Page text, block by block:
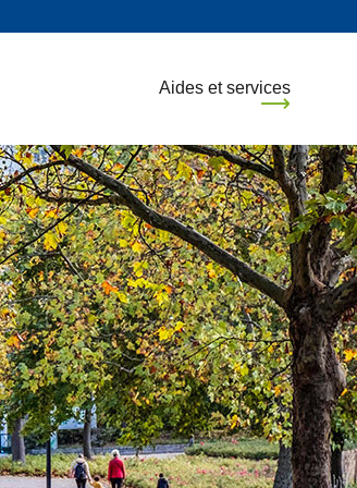
Aides et services